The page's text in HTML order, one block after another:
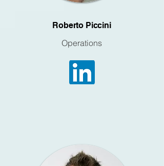
Roberto Piccini
Operations